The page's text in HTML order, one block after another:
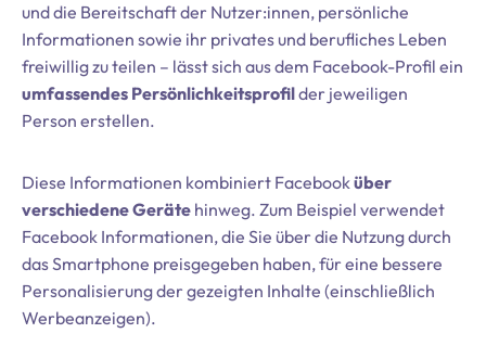
und die Bereitschaft der Nutzer:innen, persönliche
Informationen sowie ihr privates und berufliches Leben
freiwillig zu teilen – lässt sich aus dem Facebook-Profil ein
umfassendes Persönlichkeitsprofilder jeweiligen
Person erstellen.
Diese Informationen kombiniert Facebooküber
verschiedene Geräte hinweg. Zum Beispiel verwendet
Facebook Informationen, die Sie über die Nutzung durch
das Smartphone preisgegeben haben, für eine bessere
Personalisierung der gezeigten Inhalte (einschließlich
Werbeanzeigen).